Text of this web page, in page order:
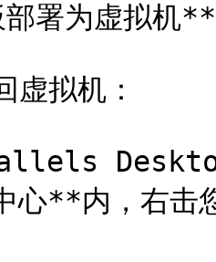
署为虚拟机**
虚拟机：
**内，右击